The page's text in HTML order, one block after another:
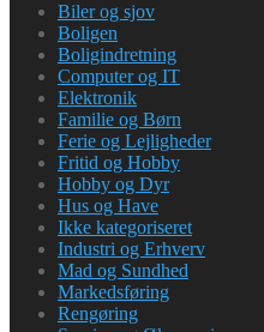
Biler og sjov
Boligen
Boligindretning
Computer og IT
Elektronik
Familie og Børn
Ferie og Lejligheder
Fritid og Hobby
Hobby og Dyr
Hus og Have
Ikke kategoriseret
Industri og Erhverv
Mad og Sundhed
Markedsføring
Rengøring